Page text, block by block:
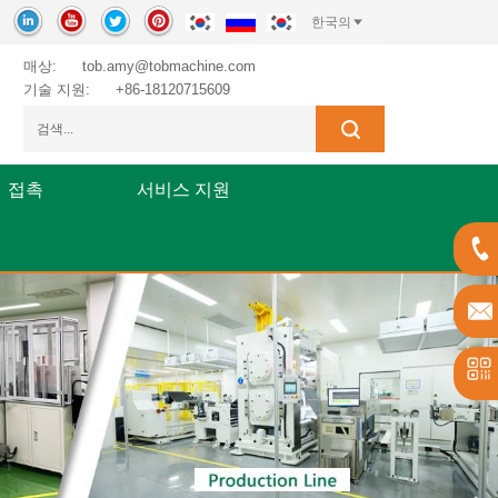
한국의
매상:
tob.amy@tobmachine.com
기술 지원:
+86-18120715609
접촉 서비스 지원